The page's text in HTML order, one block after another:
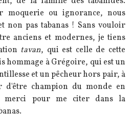
moquerie ou ignorance, nous
non pas tabanas ! Sans vouloir
anciens et modernes, je tiens
tavan, qui est celle de cette
hommage à Grégoire, qui est un
et un pêcheur hors pair, à
d'être champion du monde en
pour me citer dans la